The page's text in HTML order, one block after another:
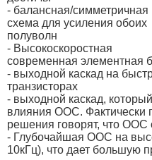
- балансная/симметричная
схема для усиления обоих
полуволн
- Высокоскоростная
современная элементная
- выходной каскад на
транзисторах
- выходной каскад,
влияния ООС. Фактически
решения говорят, что ООС
- Глубочайшая ООС на
10кГц), что дает большую